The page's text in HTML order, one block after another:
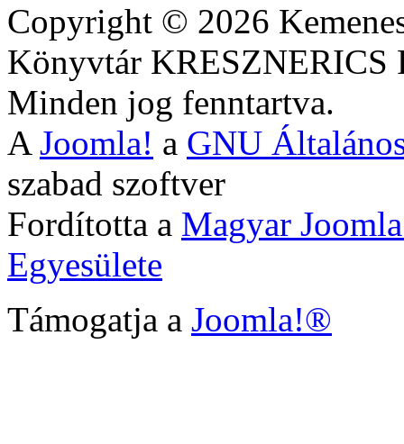
Copyright © 2026
Könyvtár
Minden jog fenntartva.
A Joomla! a GNU
szabad szoftver
Fordította a Magyar
Egyesülete
Támogatja a Joomla!®